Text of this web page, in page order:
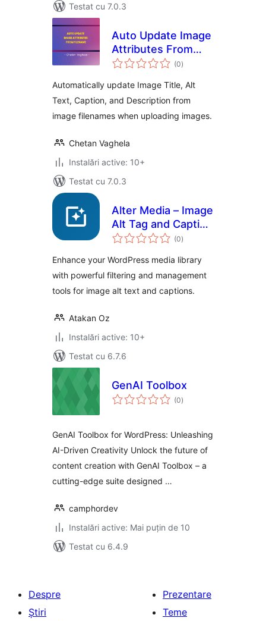
Testat cu 7.0.3
Auto Update Image
Attributes From
Filename
(0total
aprecieri
)
Automatically update Image Title, Alt
Text, Caption, and Description from
image filenames when uploading images.
Chetan Vaghela
Instalări active: 10+
Testat cu 7.0.3
Alter Media – Image
Alt Tag and Caption
Detector
(0total
aprecieri
)
Enhance your WordPress media library
with powerful filtering and management
tools for image alt text and captions.
Atakan Oz
Instalări active: 10+
Testat cu 6.7.6
GenAI Toolbox
(0total
aprecieri
)
GenAI Toolbox for WordPress: Unleashing
AI-Driven Creativity Unlock the future of
content creation with GenAI Toolbox – a
cutting-edge suite designed …
camphordev
Instalări active: Mai puțin de 10
Testat cu 6.4.9
Despre
Știri
Prezentare
Teme